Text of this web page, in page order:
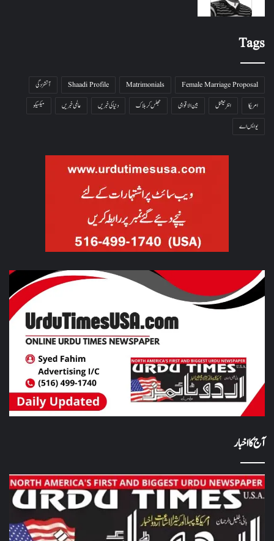
Tags
Female Marriage Proposal
Matrimonials
Shaadi Profile
آتشزدگی
امریکا
انٹرنیشنل بین الاقوامی جھلس کر ہلاک دنیا کی خبریں عالمی خبریں
میکسیکو
یو ایس اے
آج کا اخبار